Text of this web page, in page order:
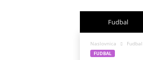
p
Fudbal
Naslovnica Fudbal
FUDBAL